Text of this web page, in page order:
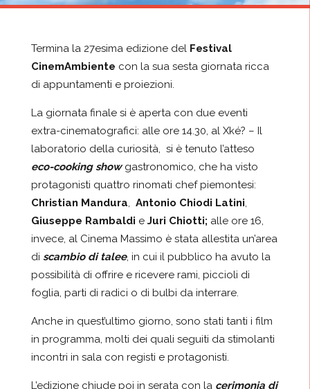
Termina la 27esima edizione del Festival
CinemAmbiente con la sua sesta giornata ricca
di appuntamenti e proiezioni.
La giornata finale si è aperta con due eventi
extra-cinematografici: alle ore 14.30, al Xké? – Il
laboratorio della curiosità, si è tenuto l’atteso
eco-cooking showgastronomico, che ha visto
protagonisti quattro rinomati chef piemontesi:
Christian Mandura, Antonio Chiodi Latini,
Giuseppe Rambaldi e Juri Chiotti; alle ore 16,
invece, al Cinema Massimo è stata allestita un’area
di scambio di talee, in cui il pubblico ha avuto la
possibilità di offrire e ricevere rami, piccioli di
foglia, parti di radici o di bulbi da interrare.
Anche in quest’ultimo giorno, sono stati tanti i film
in programma, molti dei quali seguiti da stimolanti
incontri in sala con registi e protagonisti.
L’edizione chiude poi in serata con la cerimonia di